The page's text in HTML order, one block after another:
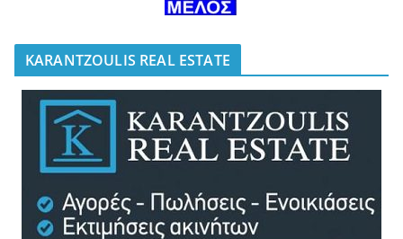
KARANTZOULIS REAL ESTATE